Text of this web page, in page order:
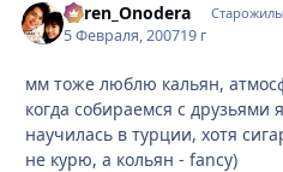
Karen_Onodera Старожилы
5 Февраля, 200719 г
мм тоже люблю кальян,
когда собираемся с друзьями
научилась в турции, хотя
не курю, а кольян - fancy)